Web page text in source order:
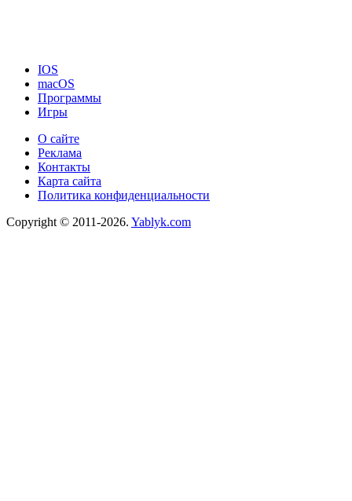
IOS
macOS
Программы
Игры
О сайте
Реклама
Контакты
Карта сайта
Политика конфиденциальности
Copyright © 2011-2026. Yablyk.сom